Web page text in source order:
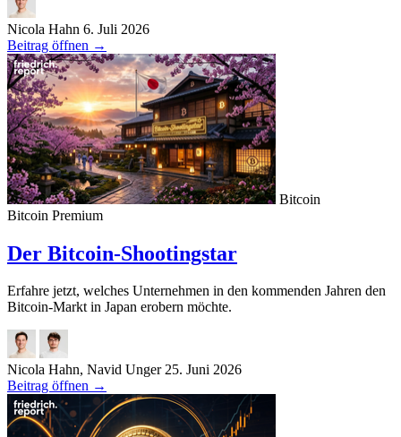
Nicola Hahn 6. Juli 2026
Beitrag öffnen →
Bitcoin
Bitcoin Premium
Der Bitcoin-Shootingstar
Erfahre jetzt, welches Unternehmen in den kommenden Jahren den
Bitcoin-Markt in Japan erobern möchte.
Nicola Hahn, Navid Unger 25. Juni 2026
Beitrag öffnen →